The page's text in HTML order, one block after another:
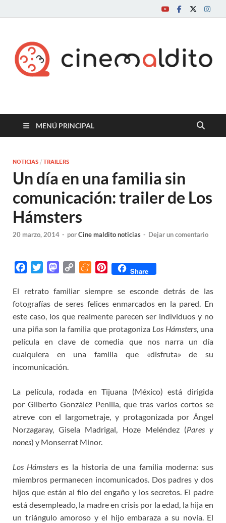
Cine maldito
MENÚ PRINCIPAL
NOTICIAS / TRAILERS
Un día en una familia sin
comunicación: trailer de Los
Hámsters
20 marzo, 2014 - porCine maldito noticias - Dejar un comentario
c
e
b
o
o
k
i
t
t
e
r
M
s
t
o
d
o
n
p
y
L
i
n
k
M
n
e
a
m
e
P
n
t
e
r
e
s
Share
El retrato familiar siempre se esconde detrás de las
fotografías de seres felices enmarcados en la pared. En
este caso, los que realmente parecen ser individuos y no
una piña son la familia que protagoniza Los Hámsters, una
película en clave de comedia que nos narra un día
cualquiera en una familia que «disfruta» de su
incomunicación.
La película, rodada en Tijuana (México) está dirigida
por Gilberto González Penilla, que tras varios cortos se
atreve con el largometraje, y protagonizada por Ángel
Norzagaray, Gisela Madrigal, Hoze Meléndez (Pares y
nones) y Monserrat Minor.
Los Hámsters es la historia de una familia moderna: sus
miembros permanecen incomunicados. Dos padres y dos
hijos que están al filo del engaño y los secretos. El padre
está desempleado, la madre en crisis por la edad, la hija en
un triángulo amoroso y el hijo embaraza a su novia. El